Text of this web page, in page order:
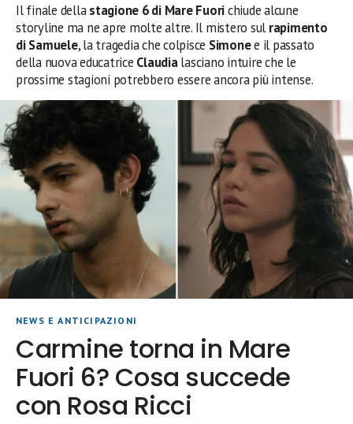
Il finale dellastagione 6 di Mare Fuorichiude alcune
storyline ma ne apre molte altre. Il mistero sul rapimento
di Samuele, la tragedia che colpisce Simonee il passato
della nuova educatrice Claudialasciano intuire che le
prossime stagioni potrebbero essere ancora più intense.
NEWS E ANTICIPAZIONI
Carmine torna in Mare
Fuori 6? Cosa succede
con Rosa Ricci